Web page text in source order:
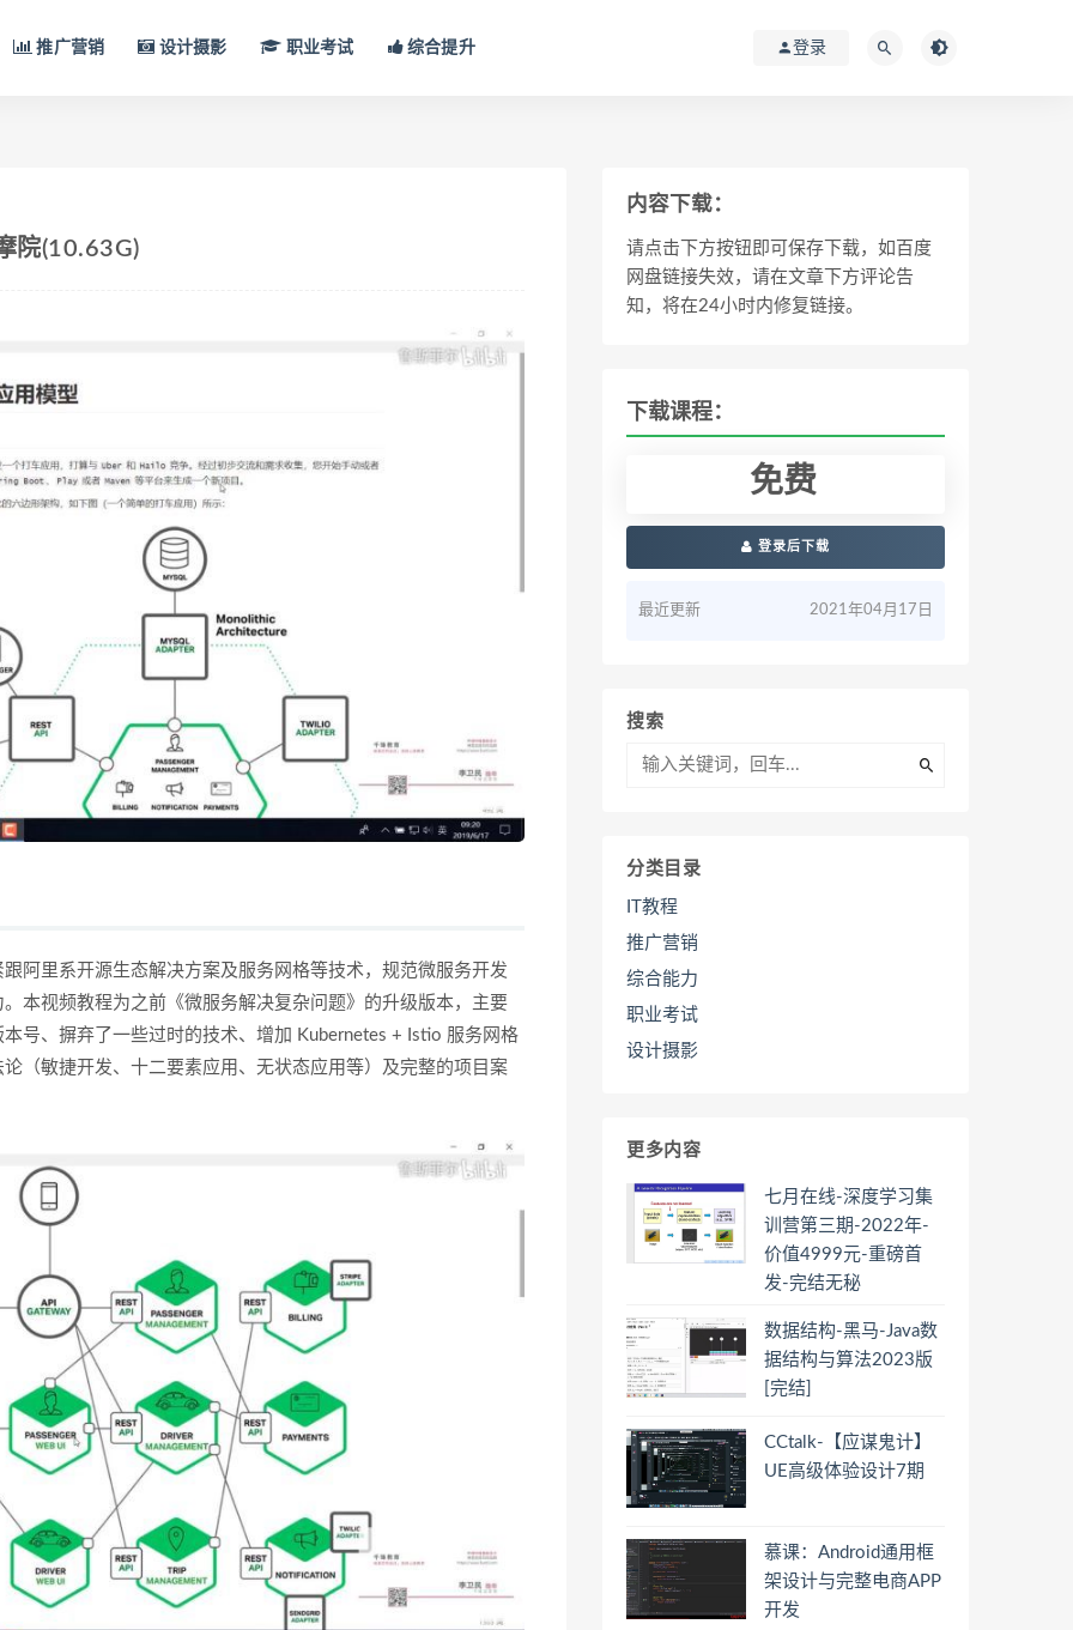
推广营销 设计摄影 职业考试 综合提升 登录
院(10.63G)
阿里系开源生态解决方案及服务网格等技术，规范微服务开发
本视频教程为之前《微服务解决复杂问题》的升级版本，主要
号、摒弃了一些过时的技术、增加 Kubernetes + Istio 服务网格
（敏捷开发、十二要素应用、无状态应用等）及完整的项目案
内容下载：
请点击下方按钮即可保存下载，如百度
网盘链接失效，请在文章下方评论告
知，将在24小时内修复链接。
下载课程：
免费
登录后下载
最近更新 2021年04月17日
搜索
分类目录
IT教程
推广营销
综合能力
职业考试
设计摄影
更多内容
七月在线-深度学习集
训营第三期-2022年-
价值4999元-重磅首
发-完结无秘
数据结构-黑马-Java数
据结构与算法2023版
[完结]
CCtalk-【应谋鬼计】
UE高级体验设计7期
慕课：Android通用框
架设计与完整电商APP
开发